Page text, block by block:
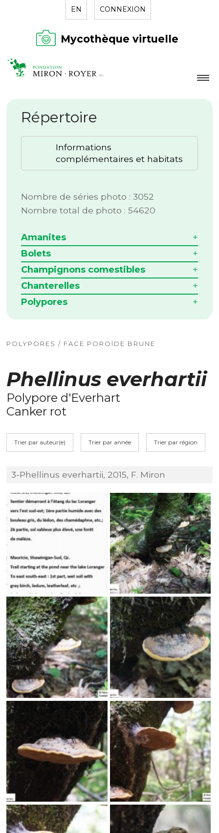
EN CONNEXION
Mycothèque virtuelle
LA FONDATION
NOUVELLES
RÉPERTOIRE
Répertoire
Informations
complémentaires et habitats
Nombre de séries photo : 3052
Nombre total de photo : 54620
Amanites
Bolets
Champignons comestibles
Chanterelles
Polypores
POLYPORES / FACE POROÏDE BRUNE
Phellinus everhartii
Polypore d'Everhart
Canker rot
Trier par auteur(e) Trier par année Trier par région
3-Phellinus everhartii, 2015, F. Miron